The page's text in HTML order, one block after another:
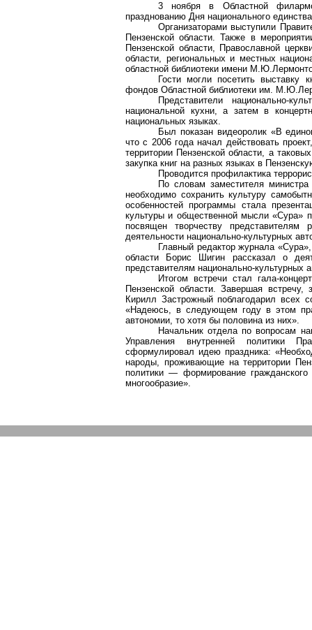
3 ноября в Областной
празднованию Дня национального
Организаторами выступили
Пензенской области. Также в
Пензенской области, Православной
области, региональных и местных
областной библиотеки имени
Гости могли посетить выставку
фондов Областной библиотеки им.
Представители национально-
национальной кухни, а затем в
национальных языках.
Был показан видеоролик «В
что с 2006 года начал действовать
территории Пензенской области, а
закупка книг на разных языках в
Проводится профилактика
По словам заместителя
необходимо сохранить культуру
особенностей программы стала
культуры и общественной мысли
посвящен творчеству
деятельности национально-культурных
Главный редактор журнала
области Борис Шигин рассказал о
представителям национально-культурных
Итогом встречи стал гала-
Пензенской области. Завершая встречу,
Кирилл Застрожныйпоблагодарил всех
«Надеюсь, в следующем году в этом
автономии, то хотя бы половина из них».
Начальник отдела по вопросам
Управления внутренней политики
сформулировал идею праздника:
народы, проживающие на территории
политики — формирование
многообразие».